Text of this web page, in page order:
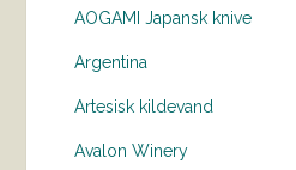
AOGAMI Japansk knive
Argentina
Artesisk kildevand
Avalon Winery